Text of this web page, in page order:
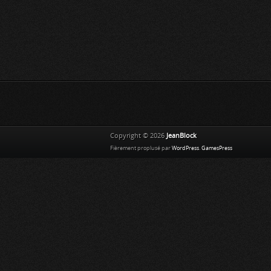
Copyright © 2026 JeanBlock
Fièrement proplusé par WordPress. GamesPress